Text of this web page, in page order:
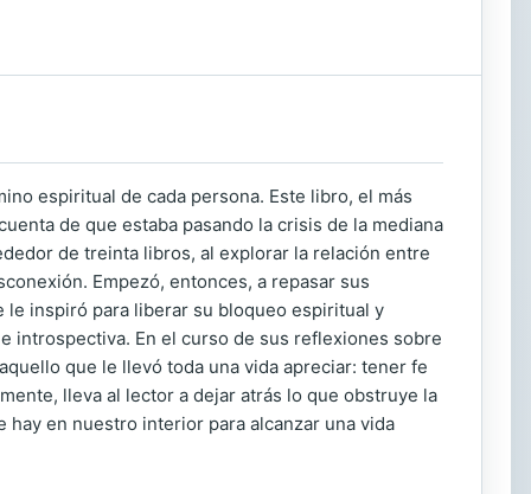
espiritual de cada persona. Este libro, el más
de que estaba pasando la crisis de la mediana
de treinta libros, al explorar la relación entre
Empezó, entonces, a repasar sus
inspiró para liberar su bloqueo espiritual y
introspectiva. En el curso de sus reflexiones sobre
que le llevó toda una vida apreciar: tener fe
lleva al lector a dejar atrás lo que obstruye la
hay en nuestro interior para alcanzar una vida